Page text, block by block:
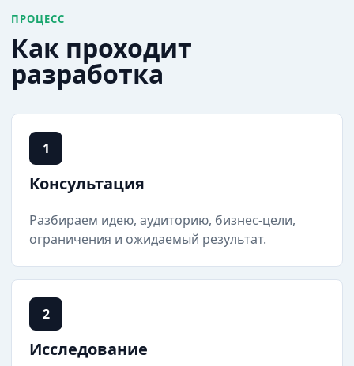
ПРОЦЕСС
Как проходит
разработка
1
Консультация
Разбираем идею, аудиторию, бизнес-цели,
ограничения и ожидаемый результат.
2
Исследование